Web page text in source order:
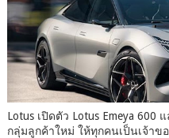
Lotus เปิดตัว Lotus Emeya 600
กลุ่มลูกค้าใหม่ ให้ทุกคนเป็นเจ้าข